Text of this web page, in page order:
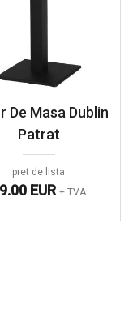
De Masa Dublin
Patrat
pret de lista
EUR + TVA